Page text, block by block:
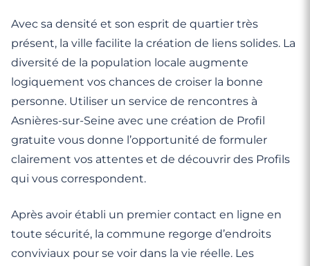
Avec sa densité et son esprit de quartier très
présent, la ville facilite la création de liens solides. La
diversité de la population locale augmente
logiquement vos chances de croiser la bonne
personne. Utiliser un service de rencontres à
Asnières-sur-Seine avec une création de Profil
gratuite vous donne l’opportunité de formuler
clairement vos attentes et de découvrir des Profils
qui vous correspondent.
Après avoir établi un premier contact en ligne en
toute sécurité, la commune regorge d’endroits
conviviaux pour se voir dans la vie réelle. Les